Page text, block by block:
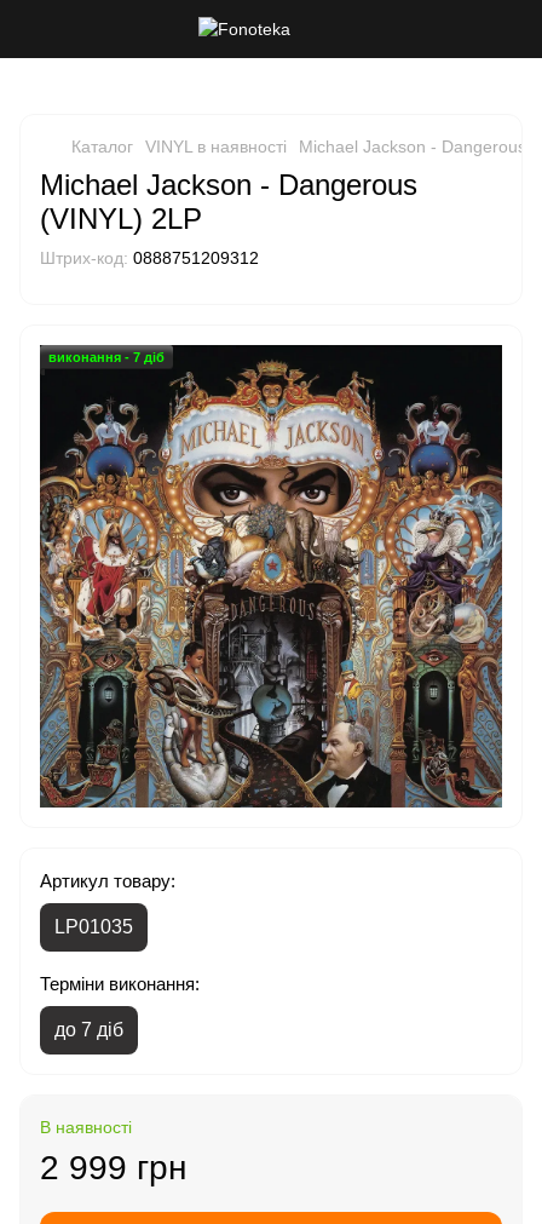
Каталог VINYL в наявності Michael Jackson - Dangerous
Michael Jackson - Dangerous
(VINYL) 2LP
Штрих-код: 0888751209312
виконання - 7 діб
Артикул товару:
LP01035
Терміни виконання:
до 7 діб
В наявності
2 999 грн